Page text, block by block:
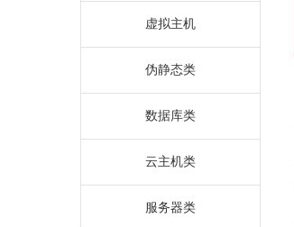
虚拟主机
伪静态类
数据库类
云主机类
服务器类